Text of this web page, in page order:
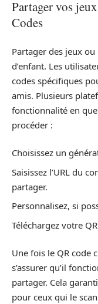
Partager vos
Codes
Partager des jeux
d’enfant. Les
codes spécifiques
amis. Plusieurs
fonctionnalité en
procéder :
Choisissez un
Saisissez l’URL du
partager.
Personnalisez, si
Téléchargez votre
Une fois le QR code
s’assurer qu’il
partager. Cela
pour ceux qui le